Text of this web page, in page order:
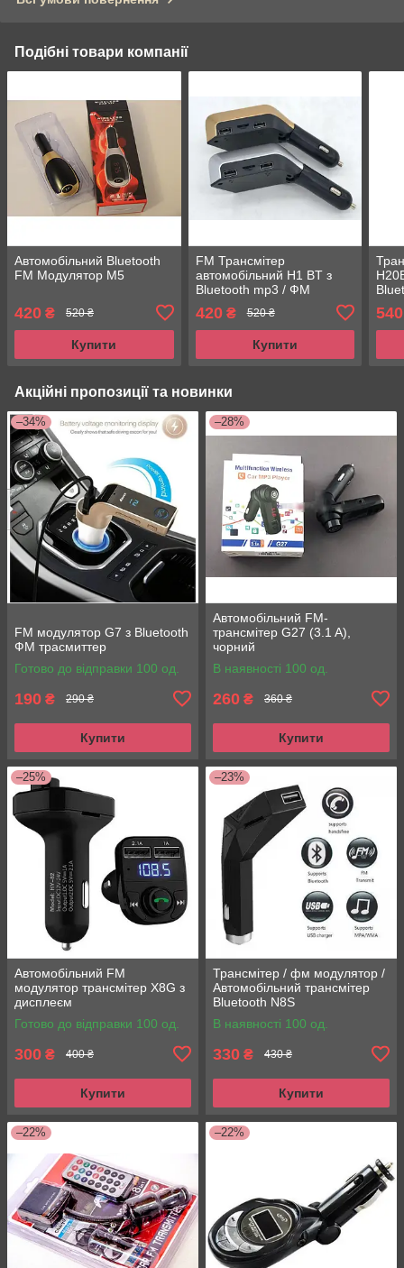
Подібні товари компанії
Автомобільний Bluetooth
FM Модулятор M5
420 ₴ 520 ₴
Купити
FM Трансмітер
автомобільний H1 BT з
Bluetooth mp3 / ФМ
420₴ 520 ₴
Купити
540
Акційні пропозиції та новинки
–34%
FM модулятор G7 з Bluetooth
ФМ трасмиттер
Готово до відправки 100 од.
190 ₴ 290 ₴
Купити
–28%
Автомобільний FM-
трансмітер G27 (3.1 A),
чорний
В наявності 100 од.
260 ₴ 360 ₴
Купити
–25%
Автомобільний FM
модулятор трансмітер X8G з
дисплеєм
Готово до відправки 100 од.
300 ₴ 400 ₴
Купити
–23%
Трансмітер / фм модулятор /
Автомобільний трансмітер
Bluetooth N8S
В наявності 100 од.
330 ₴ 430 ₴
Купити
–22% –22%